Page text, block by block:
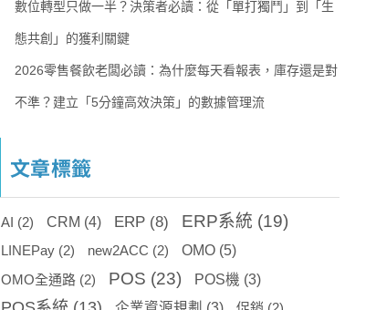
數位轉型只做一半？決策者必讀：從「單打獨鬥」到「生
態共創」的獲利關鍵
2026零售餐飲老闆必讀：為什麼每天看報表，庫存還是對
不準？建立「5分鐘高效決策」的數據管理流
文章標籤
AI (2) CRM (4) ERP (8) ERP系統 (19)
LINEPay (2) new2ACC (2) OMO (5)
OMO全通路 (2) POS (23) POS機 (3)